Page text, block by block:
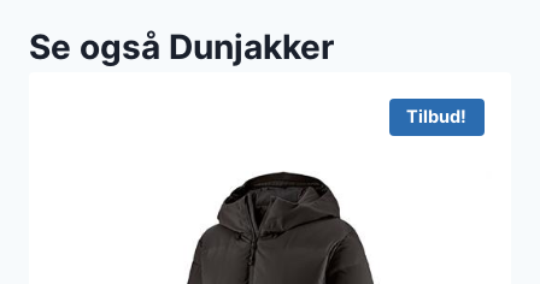
Se også Dunjakker
Tilbud!